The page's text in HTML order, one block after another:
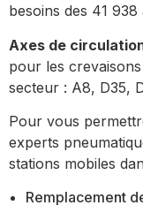
besoins des 41
Axes de
pour les
secteur : A8, D35,
Pour vous
experts
stations mobiles
Remplacement